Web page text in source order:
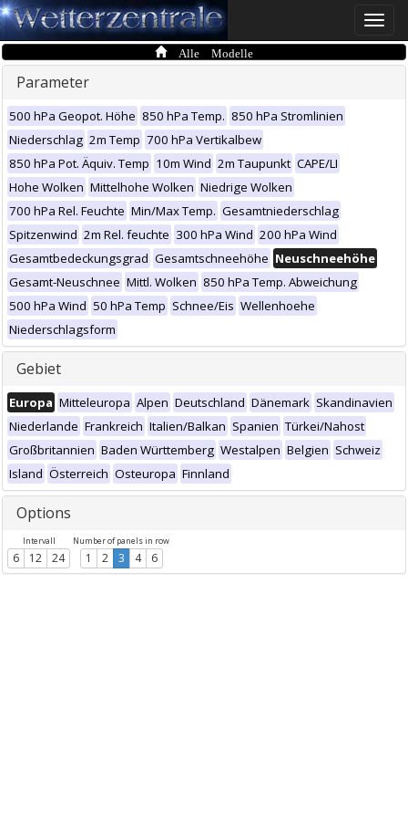
Toggle
Alle Modelle
Parameter
500 hPa Geopot. Höhe 850 hPa Temp. 850 hPa Stromlinien
Niederschlag 2m Temp 700 hPa Vertikalbew
850 hPa Pot. Äquiv. Temp 10m Wind 2m Taupunkt CAPE/LI
Hohe Wolken Mittelhohe Wolken Niedrige Wolken
700 hPa Rel. Feuchte Min/Max Temp. Gesamtniederschlag
Spitzenwind 2m Rel. feuchte 300 hPa Wind 200 hPa Wind
Gesamtbedeckungsgrad Gesamtschneehöhe Neuschneehöhe
Gesamt-Neuschnee Mittl. Wolken 850 hPa Temp. Abweichung
500 hPa Wind 50 hPa Temp Schnee/Eis Wellenhoehe
Niederschlagsform
Gebiet
Europa Mitteleuropa Alpen Deutschland Dänemark Skandinavien
Niederlande Frankreich Italien/Balkan Spanien Türkei/Nahost
Großbritannien Baden Württemberg Westalpen Belgien Schweiz
Island Österreich Osteuropa Finnland
Options
Intervall
6 12 24
Number of panels in row
1 2 3 4 6